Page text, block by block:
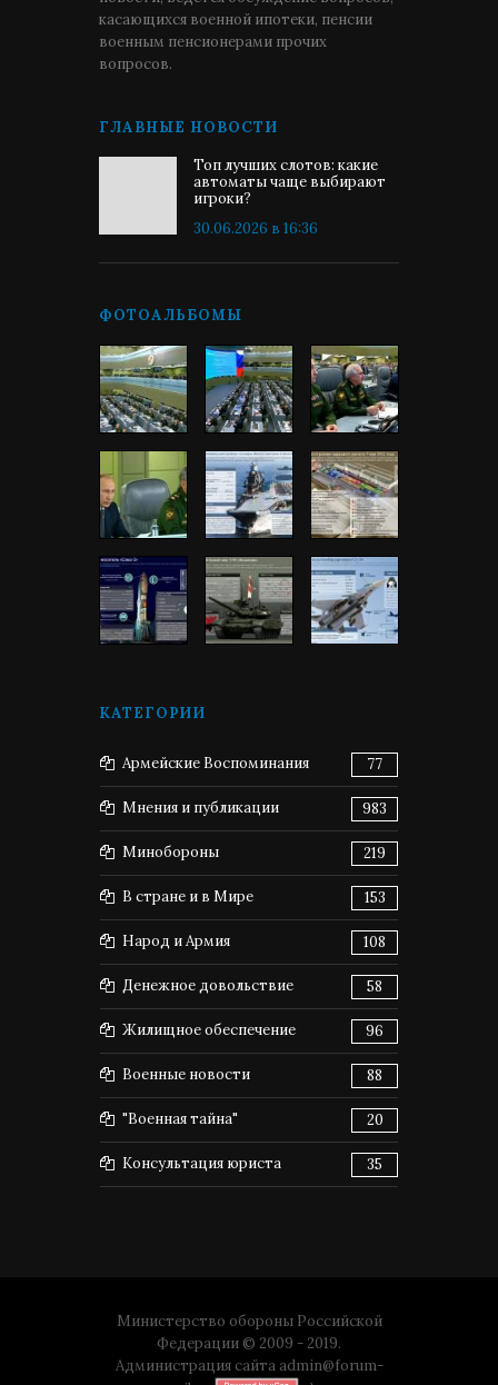
касающихся военной ипотеки, пенсии
военным пенсионерами прочих
вопросов.
ГЛАВНЫЕ НОВОСТИ
Топ лучших слотов: какие
автоматы чаще выбирают
игроки?
30.06.2026 в 16:36
ФОТОАЛЬБОМЫ
КАТЕГОРИИ
Армейские Воспоминания 77
Мнения и публикации 983
Минобороны 219
В стране и в Мире 153
Народ и Армия 108
Денежное довольствие 58
Жилищное обеспечение 96
Военные новости 88
"Военная тайна" 20
Консультация юриста 35
Министерство обороны Российской
Федерации © 2009 - 2019.
Администрация сайта admin@forum-